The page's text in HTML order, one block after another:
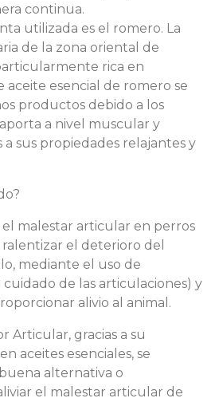
continua.
utilizada es el romero. La
de la zona oriental de
rica en
aceite esencial de romero se
productos debido a los
a nivel muscular y
a sus propiedades relajantes y
malestar articular en perros
el deterioro del
mediante el uso de
de las articulaciones) y
alivio al animal.
Articular, gracias a su
aceites esenciales, se
alternativa o
el malestar articular de